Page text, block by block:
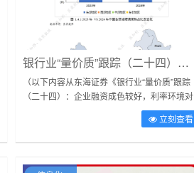
银行业“量价质”跟踪（二十四）：企业融资成色较好，利率环境对息差较为友好
（以下内容从东海证券《银行业“量价质”跟踪
（二十四）：企业融资成色较好，利率环境对
息差较为友好》研报附件原文摘录）投资要
点：事件：中国人民银行公布2026年...立刻查看